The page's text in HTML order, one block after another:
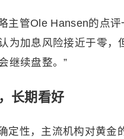
主管Ole Hansen的点
为加息风险接近于零
继续盘整。”
长期看好
定性，主流机构对黄金